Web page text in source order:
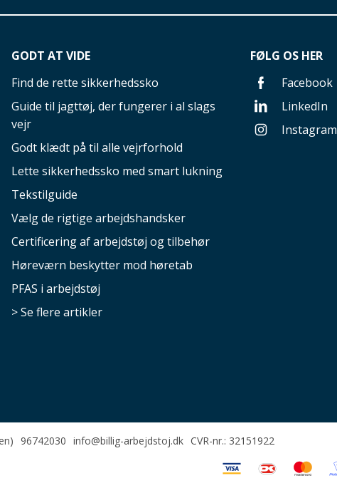
GODT AT VIDE
Find de rette sikkerhedssko
Guide til jagttøj, der fungerer i al slags
vejr
Godt klædt på til alle vejrforhold
Lette sikkerhedssko med smart lukning
Tekstilguide
Vælg de rigtige arbejdshandsker
Certificering af arbejdstøj og tilbehør
Høreværn beskytter mod høretab
PFAS i arbejdstøj
> Se flere artikler
FØLG OS HER
Facebook
LinkedIn
Instagram
96742030 info@billig-arbejdstoj.dk CVR-nr.: 32151922